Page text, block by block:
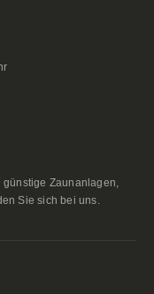
Zaunanlagen,
Sie sich bei uns.